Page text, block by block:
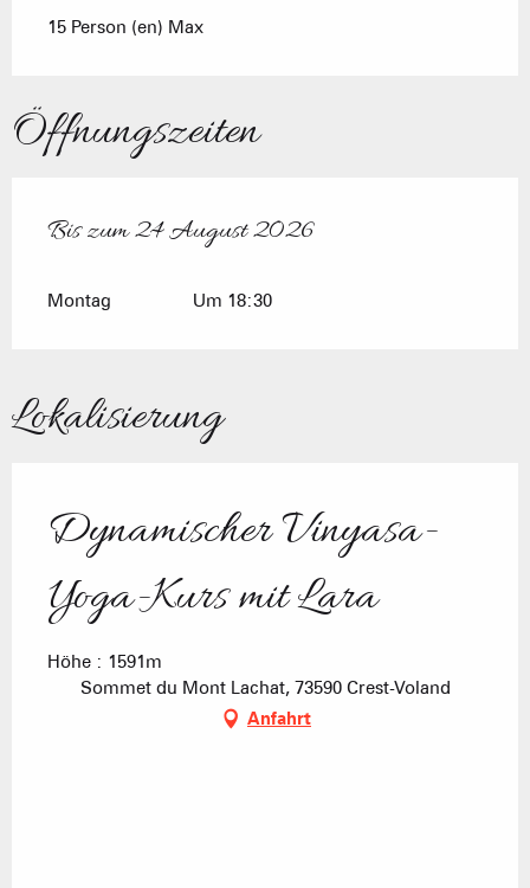
15 Person (en) Max
Öffnungszeiten
vom6 Juli 2026bis zum24 August 2026
Bis zum24 August 2026
Montag Um 18:30
Lokalisierung
Dynamischer Vinyasa-
Yoga-Kurs mit Lara
Höhe : 1591m
Sommet du Mont Lachat, 73590 Crest-Voland
Anfahrt